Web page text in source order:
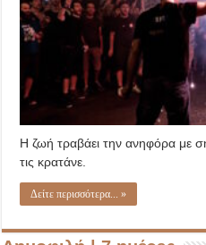
Η ζωή τραβάει την ανηφόρα με
τις κρατάνε.
Δείτε περισσότερα... »